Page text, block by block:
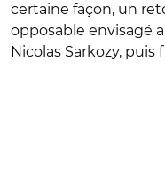
certaine façon, un
opposable envisagé
Nicolas Sarkozy,